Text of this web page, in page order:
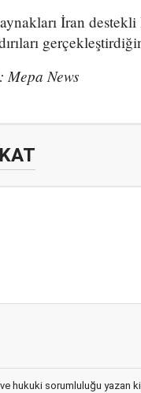
İran
Mepa News
hukuki sorumluluğu yazan